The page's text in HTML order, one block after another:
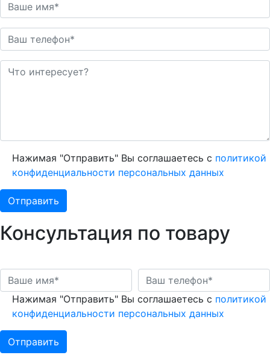
Нажимая "Отправить" Вы соглашаетесь с политикой
конфиденциальности персональных данных
Консультация по товару
Нажимая "Отправить" Вы соглашаетесь с политикой
конфиденциальности персональных данных